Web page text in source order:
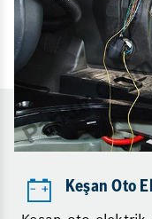
Keşan Oto